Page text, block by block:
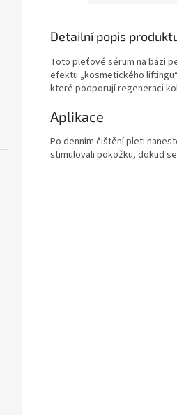
Detailní popis
Toto pleťové sérum na bázi
efektu „kosmetického
které podporují regeneraci
Aplikace
Po denním čištění pleti
stimulovali pokožku, dokud